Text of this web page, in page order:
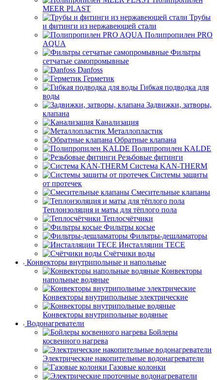
MEER PLAST
Трубы
и фитинги из нержавеющей стали
Полипропилен PRO
AQUA
Фильтры
сетчатые самопромывные
Danfoss
Герметик
Гибкая подводка для
воды
Задвижки, затворы,
клапана
Канализация
Металлопластик
Обратные клапана
Полипропилен KALDE
Резьбовые фитинги
Система KAN-THERM
Системы защиты
от протечек
Смесительные клапаны
Теплоизоляция и маты для тёплого пола
Теплосчётчики
Фильтры косые
Фильтры-дешламаторы
Инсталляции TECE
Счётчики воды
Конвекторы внутрипольные и напольные
Конвекторы
напольные водяные
Конвекторы внутрипольные электрические
Конвекторы внутрипольные водяные
Водонагреватели
Бойлеры
косвенного нагрева
Электрические накопительные водонагреватели
Газовые колонки